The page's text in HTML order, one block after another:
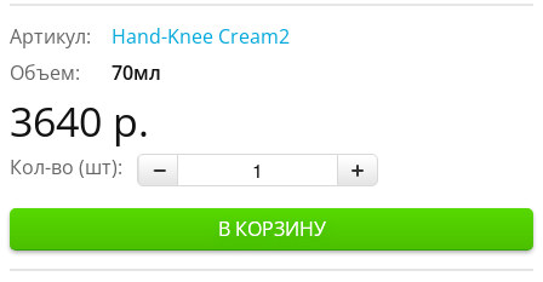
Артикул:
Hand-Knee Cream2
Объем:
70мл
3640 р.
Кол-во (шт):
В КОРЗИНУ